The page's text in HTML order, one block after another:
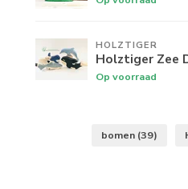
HOLZTIGER
Holztiger Zee
Op voorraad
bomen (39)